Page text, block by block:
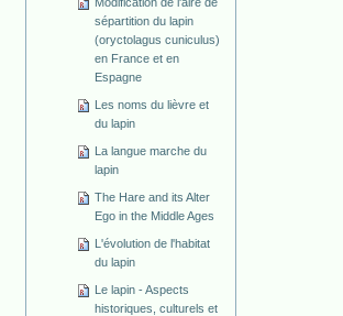
sépartition du lapin
(oryctolagus cuniculus)
en France et en
Espagne
Les noms du lièvre et
du lapin
La langue marche du
lapin
The Hare and its Alter
Ego in the Middle Ages
L'évolution de l'habitat
du lapin
Le lapin - Aspects
historiques, culturels et